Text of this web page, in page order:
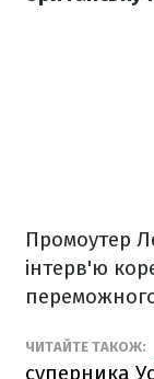
Промоутер
інтерв'ю
ЧИТАЙТЕ ТАКОЖ:
суперника